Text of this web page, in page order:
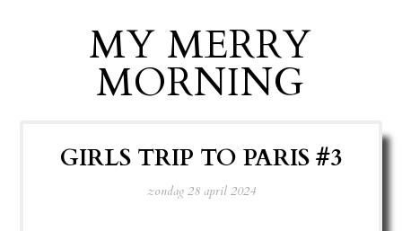
MY MERRY
MORNING
GIRLS TRIP TO PARIS #3
zondag 28 april 2024